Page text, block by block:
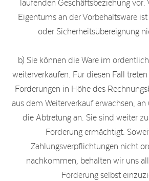
laufenden Geschäftsbeziehung vor.
Eigentums an der Vorbehaltsware
oder Sicherheitsübereignung
b) Sie können die Ware im
weiterverkaufen. Für diesen Fall
Forderungen in Höhe des
aus dem Weiterverkauf erwachsen,
die Abtretung an. Sie sind weiter
Forderung ermächtigt.
Zahlungsverpflichtungen nicht
nachkommen, behalten wir uns
Forderung selbst